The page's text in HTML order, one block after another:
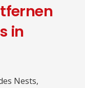
in
Nests,